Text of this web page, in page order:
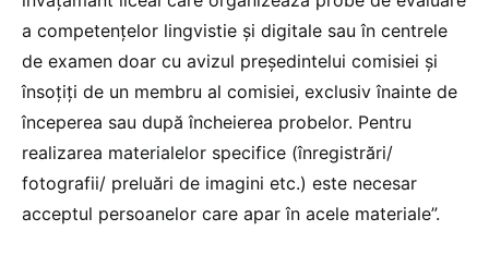
a competenţelor lingvistie și digitale sau în centrele
de examen doar cu avizul preşedintelui comisiei şi
însoţiţi de un membru al comisiei, exclusiv înainte de
începerea sau după încheierea probelor. Pentru
realizarea materialelor specifice (înregistrări/
fotografii/ preluări de imagini etc.) este necesar
acceptul persoanelor care apar în acele materiale”.